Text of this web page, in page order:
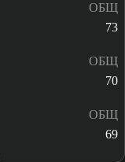
ОБЩ
73
ОБЩ
70
ОБЩ
69